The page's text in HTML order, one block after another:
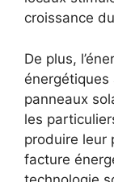
croissance
De plus,
énergétiques
panneaux
les
produire leur
facture⁤